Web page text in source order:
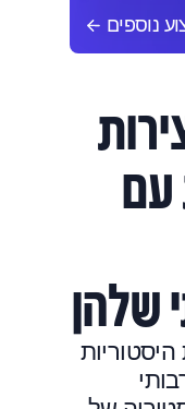
נוספים
עם
שלהן